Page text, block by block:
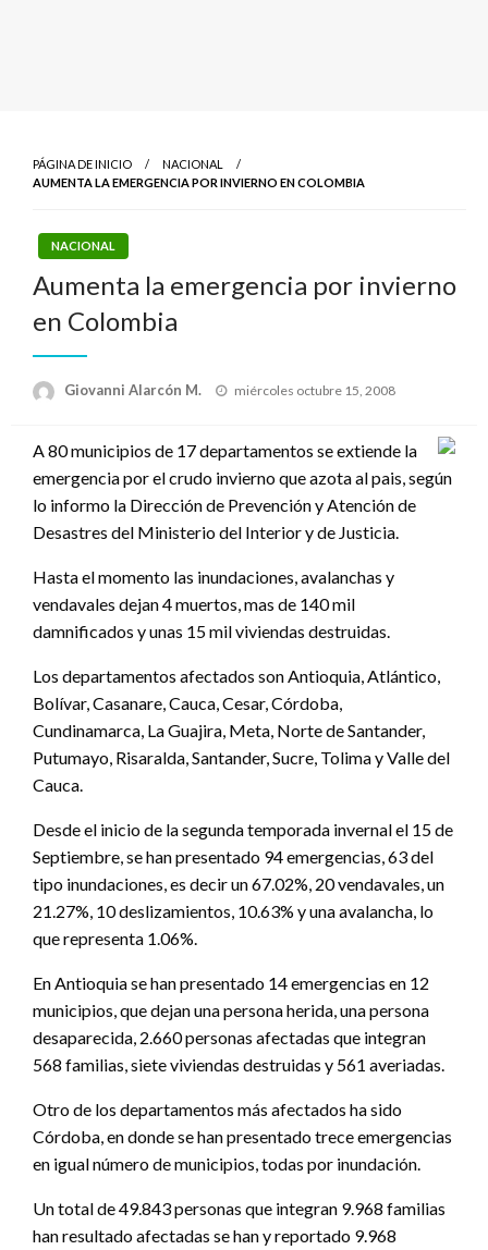
PÁGINA DE INICIO
NACIONAL
AUMENTA LA EMERGENCIA POR INVIERNO EN COLOMBIA
NACIONAL
Aumenta la emergencia por invierno
en Colombia
Giovanni Alarcón M.
Publicado
miércoles octubre 15, 2008
A 80 municipios de 17 departamentos se extiende la
emergencia por el crudo invierno que azota al pais, según
lo informo la Dirección de Prevención y Atención de
Desastres del Ministerio del Interior y de Justicia.
Hasta el momento las inundaciones, avalanchas y
vendavales dejan 4 muertos, mas de 140 mil
damnificados y unas 15 mil viviendas destruidas.
Los departamentos afectados son Antioquia, Atlántico,
Bolívar, Casanare, Cauca, Cesar, Córdoba,
Cundinamarca, La Guajira, Meta, Norte de Santander,
Putumayo, Risaralda, Santander, Sucre, Tolima y Valle del
Cauca.
Desde el inicio de la segunda temporada invernal el 15 de
Septiembre, se han presentado 94 emergencias, 63 del
tipo inundaciones, es decir un 67.02%, 20 vendavales, un
21.27%, 10 deslizamientos, 10.63% y una avalancha, lo
que representa 1.06%.
En Antioquia se han presentado 14 emergencias en 12
municipios, que dejan una persona herida, una persona
desaparecida, 2.660 personas afectadas que integran
568 familias, siete viviendas destruidas y 561 averiadas.
Otro de los departamentos más afectados ha sido
Córdoba, en donde se han presentado trece emergencias
en igual número de municipios, todas por inundación.
Un total de 49.843 personas que integran 9.968 familias
han resultado afectadas se han y reportado 9.968